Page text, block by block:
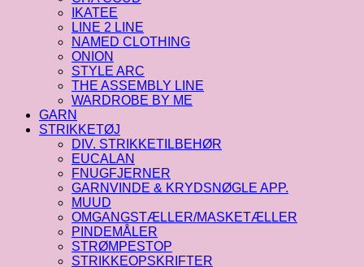
IKATEE
LINE 2 LINE
NAMED CLOTHING
ONION
STYLE ARC
THE ASSEMBLY LINE
WARDROBE BY ME
GARN
STRIKKETØJ
DIV. STRIKKETILBEHØR
EUCALAN
FNUGFJERNER
GARNVINDE & KRYDSNØGLE APP.
MUUD
OMGANGSTÆLLER/MASKETÆLLER
PINDEMÅLER
STRØMPESTOP
STRIKKEOPSKRIFTER